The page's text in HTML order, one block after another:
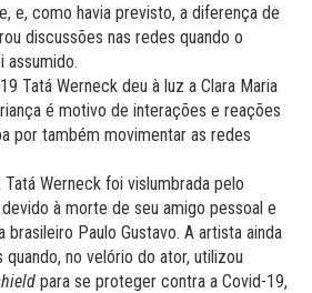
e, como havia previsto, a diferença de
discussões nas redes quando o
assumido.
Tatá Werneck deu à luz a Clara Maria
é motivo de interações e reações
por também movimentar as redes
Werneck foi vislumbrada pelo
à morte de seu amigo pessoal e
brasileiro Paulo Gustavo. A artista ainda
no velório do ator, utilizou
para se proteger contra a Covid-19,